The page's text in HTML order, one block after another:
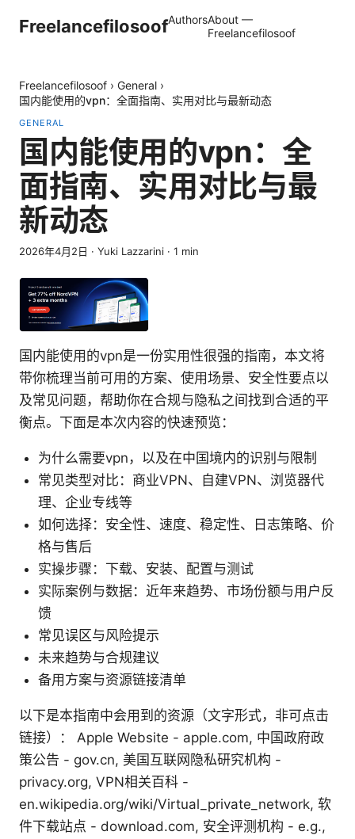
FreelancefilosoofAuthorsAbout —
Freelancefilosoof
Freelancefilosoof › General ›
国内能使用的vpn：全面指南、实用对比与最新动态
GENERAL
国内能使用的vpn：全
面指南、实用对比与最
新动态
2026年4月2日 · Yuki Lazzarini · 1 min
国内能使用的vpn是一份实用性很强的指南，本文将
带你梳理当前可用的方案、使用场景、安全性要点以
及常见问题，帮助你在合规与隐私之间找到合适的平
衡点。下面是本次内容的快速预览：
为什么需要vpn，以及在中国境内的识别与限制
常见类型对比：商业VPN、自建VPN、浏览器代
理、企业专线等
如何选择：安全性、速度、稳定性、日志策略、价
格与售后
实操步骤：下载、安装、配置与测试
实际案例与数据：近年来趋势、市场份额与用户反
馈
常见误区与风险提示
未来趋势与合规建议
备用方案与资源链接清单
以下是本指南中会用到的资源（文字形式，非可点击
链接）： Apple Website - apple.com, 中国政府政
策公告 - gov.cn, 美国互联网隐私研究机构 -
privacy.org, VPN相关百科 -
en.wikipedia.org/wiki/Virtual_private_network, 软
件下载站点 - download.com, 安全评测机构 - e.g.,